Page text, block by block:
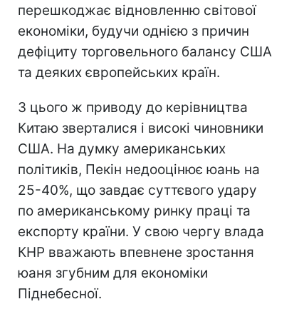
перешкоджає відновленню світової
економіки, будучи однією з причин
дефіциту торговельного балансу США
та деяких європейських країн.
З цього ж приводу до керівництва
Китаю зверталися і високі чиновники
США. На думку американських
політиків, Пекін недооцінює юань на
25-40%, що завдає суттєвого удару
по американському ринку праці та
експорту країни. У свою чергу влада
КНР вважають впевнене зростання
юаня згубним для економіки
Піднебесної.